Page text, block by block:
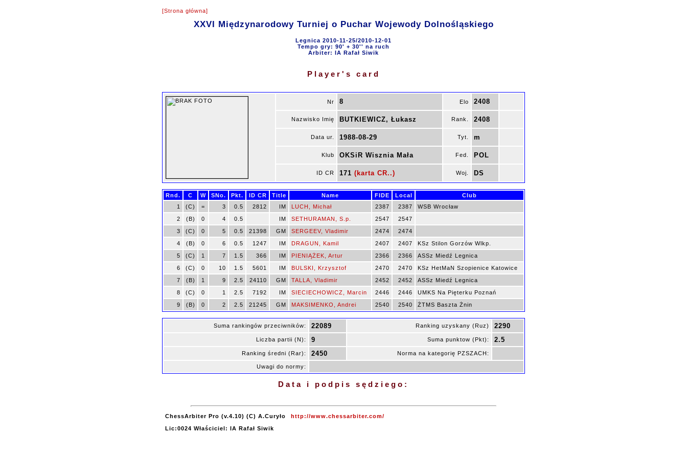
[Strona główna]
XXVI Międzynarodowy Turniej o Puchar Wojewody Dolnośląskiego
Legnica 2010-11-25/2010-12-01
Tempo gry: 90' + 30'' na ruch
Arbiter: IA Rafał Siwik
Player's card
Nr 8 Elo 2408
Nazwisko Imię BUTKIEWICZ, Łukasz Rank. 2408
Data ur. 1988-08-29 Tyt. m
Klub OKSiR Wisznia Mała Fed. POL
ID CR 171 (karta CR..) Woj. DS
Rnd. C W SNo. Pkt. ID CR Title Name FIDE Local
Club
1
(C) = 3 0.5 2812 IM LUCH, Michał 2387 2387
WSB Wrocław
2
(B) 0 4 0.5 IM SETHURAMAN, S.p. 2547
2547
3
(C) 0 5 0.5 21398 GM SERGEEV, Vladimir 2474
2474
4
(B) 0 6 0.5 1247 IM DRAGUN, Kamil 2407 2407
KSz Stilon Gorzów Wlkp.
5
(C) 1 7 1.5 366 IM PIENIĄŻEK, Artur 2366 2366
ASSz Miedź Legnica
6
(C) 0 10 1.5 5601 IM BULSKI, Krzysztof 2470 2470
KSz HetMaN Szopienice Katowice
7
(B) 1 9 2.5 24110 GM TALLA, Vladimir 2452 2452
ASSz Miedź Legnica
8
(C) 0 1 2.5 7192 IM SIECIECHOWICZ, Marcin 2446 2446
UMKS Na Pięterku Poznań
9
(B) 0 2 2.5 21245 GM MAKSIMENKO, Andrei 2540 2540 ŻTMS Baszta Żnin
Suma rankingów przeciwników: 22089 Ranking uzyskany (Ruz) 2290
Liczba partii (N): 9 Suma punktow (Pkt): 2.5
Ranking średni (Rar): 2450 Norma na kategorię PZSZACH:
Uwagi do normy:
Data i podpis sędziego:
ChessArbiter Pro (v.4.10) (C) A.Curyło
http://www.chessarbiter.com/
Lic:0024 Właściciel: IA Rafał Siwik